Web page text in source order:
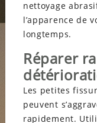
nettoyage
l’apparence de
longtemps.
Réparer
Les petites
peuvent
rapidement.